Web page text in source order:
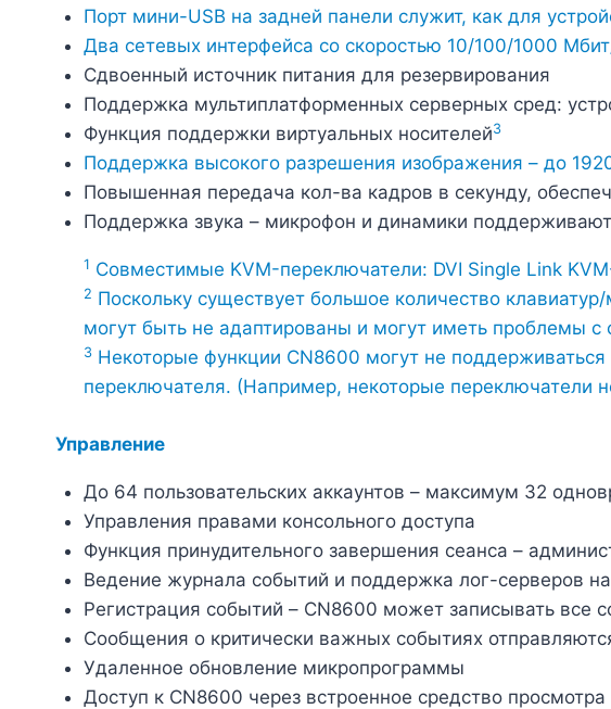
Порт мини-USB на задней панели служит, как для
Два сетевых интерфейса со скоростью 10/100/1000
Сдвоенный источник питания для резервирования
Поддержка мультиплатформенных серверных сред:
Функция поддержки виртуальных носителей3
Поддержка высокого разрешения изображения – до
Повышенная передача кол-ва кадров в секунду,
Поддержка звука – микрофон и динамики
1 Совместимые KVM-переключатели: DVI Single Link
2 Поскольку существует большое количество
могут быть не адаптированы и могут иметь проблемы с
3Некоторые функции CN8600 могут не
переключателя. (Например, некоторые переключатели
Управление
До 64 пользовательских аккаунтов – максимум 32
Управления правами консольного доступа
Функция принудительного завершения сеанса –
Ведение журнала событий и поддержка лог-серверов
Регистрация событий – CN8600 может записывать все
Сообщения о критически важных событиях
Удаленное обновление микропрограммы
Доступ к CN8600 через встроенное средство